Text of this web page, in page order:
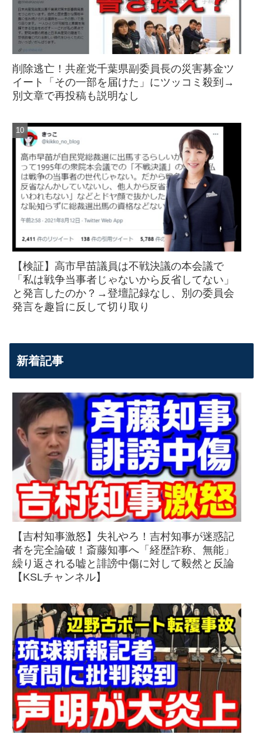
削除逃亡！共産党千葉県副委員長の災害募金ツ
イート「その一部を届けた」にツッコミ殺到→
別文章で再投稿も説明なし
【検証】高市早苗議員は不戦決議の本会議で
「私は戦争当事者じゃないから反省してない」
と発言したのか？→登壇記録なし、別の委員会
発言を趣旨に反して切り取り
新着記事
【吉村知事激怒】失礼やろ！吉村知事が迷惑記
者を完全論破！斎藤知事へ「経歴詐称、無能」
繰り返される嘘と誹謗中傷に対して毅然と反論
【KSLチャンネル】